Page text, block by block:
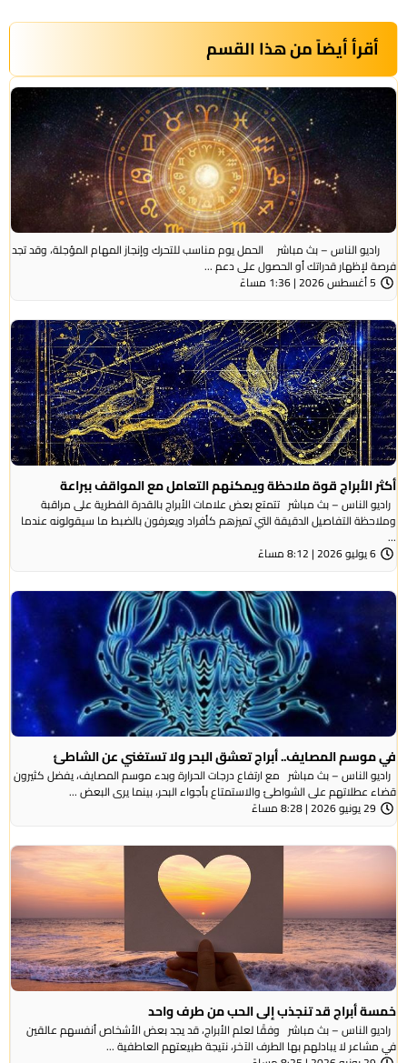
أقرأ أيضاً من هذا القسم
راديو الناس – بث مباشر الحمل يوم مناسب للتحرك وإنجاز المهام المؤجلة، وقد تجد
فرصة لإظهار قدراتك أو الحصول على دعم ...
5 أغسطس 2026 | 1:36 مساءً
أكثر الأبراج قوة ملاحظة ويمكنهم التعامل مع المواقف ببراعة
راديو الناس – بث مباشر تتمتع بعض علامات الأبراج بالقدرة الفطرية على مراقبة
وملاحظة التفاصيل الدقيقة التي تميزهم كأفراد ويعرفون بالضبط ما سيقولونه عندما
6 يوليو 2026 | 8:12 مساءً
في موسم المصايف.. أبراج تعشق البحر ولا تستغني عن الشاطئ
راديو الناس – بث مباشر مع ارتفاع درجات الحرارة وبدء موسم المصايف، يفضل كثيرون
قضاء عطلاتهم على الشواطئ والاستمتاع بأجواء البحر، بينما يرى البعض ...
29 يونيو 2026 | 8:28 مساءً
خمسة أبراج قد تنجذب إلى الحب من طرف واحد
راديو الناس – بث مباشر وفقًا لعلم الأبراج، قد يجد بعض الأشخاص أنفسهم عالقين
في مشاعر لا يبادلهم بها الطرف الآخر، نتيجة طبيعتهم العاطفية ...